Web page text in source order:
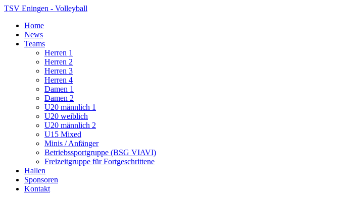
TSV Eningen - Volleyball
Home
News
Teams
Herren 1
Herren 2
Herren 3
Herren 4
Damen 1
Damen 2
U20 männlich 1
U20 weiblich
U20 männlich 2
U15 Mixed
Minis / Anfänger
Betriebssportgruppe (BSG VIAVI)
Freizeitgruppe für Fortgeschrittene
Hallen
Sponsoren
Kontakt